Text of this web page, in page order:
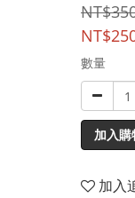
數量
加入購
加入